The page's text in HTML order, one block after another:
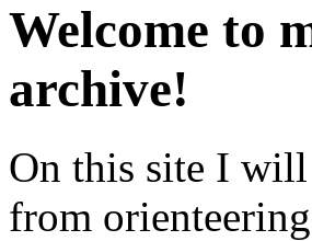
Welcome to
archive!
On this site I will
from